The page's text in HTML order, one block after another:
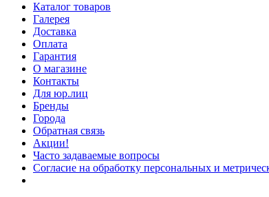
Каталог товаров
Галерея
Доставка
Оплата
Гарантия
О магазине
Контакты
Для юр.лиц
Бренды
Города
Обратная связь
Акции!
Часто задаваемые вопросы
Согласие на обработку персональных и